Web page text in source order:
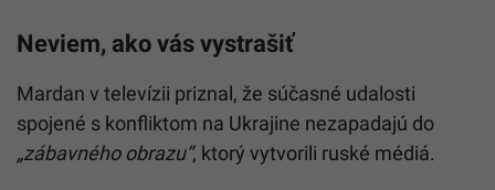
Neviem, ako vás vystrašiť
Mardan v televízii priznal, že súčasné udalosti
spojené s konfliktom na Ukrajine nezapadajú do
„zábavného obrazu“, ktorý vytvorili ruské médiá.